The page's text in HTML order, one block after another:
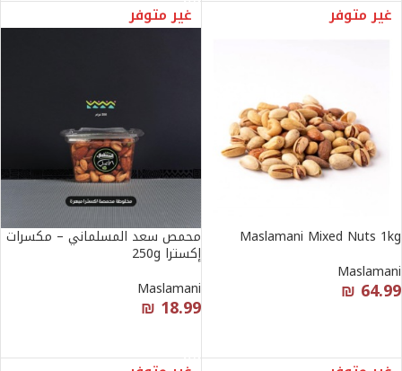
غير متوفر
Maslamani Mixed Nuts 1kg
Maslamani
₪ 64.99
غير متوفر
محمص سعد المسلماني – مكسرات
إكسترا 250g
Maslamani
₪ 18.99